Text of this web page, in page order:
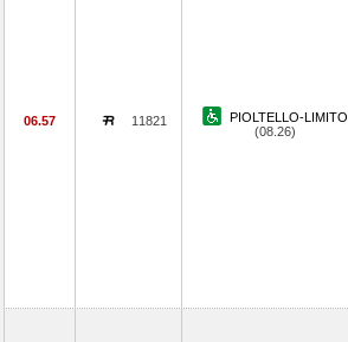
06.57 11821
PIOLTELLO-LIMITO
(08.26)